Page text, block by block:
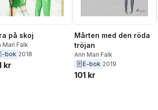
på skoj
Mari Falk
bok 2018
kr
Mårten med den röda
tröjan
Ann Mari Falk
E-bok 2019
101 kr